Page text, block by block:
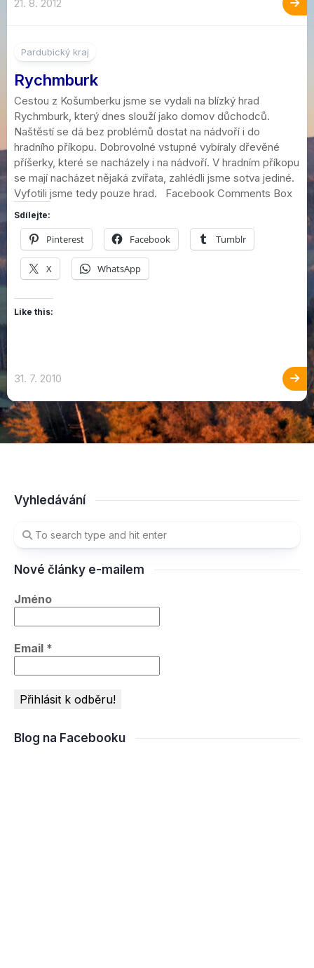
21. 8. 2012
Pardubický kraj
Rychmburk
Cestou z Košumberku jsme se vydali na blízký hrad
Rychmburk, který dnes slouží jako domov důchodců.
Naštěstí se dá bez problémů dostat na nádvoří i do
hradního příkopu. Dobrovolné vstupné vybíraly dřevěné
příšerky, které se nacházely i na nádvoří. V hradním příkopu
se mají nacházet nějaká zvířata, zahlédli jsme sotva jediné.
Vyfotili jsme tedy pouze hrad. Facebook Comments Box
Sdílejte:
Pinterest Facebook Tumblr
X WhatsApp
Like this:
31. 7. 2010
Vyhledávání
Nové články e-mailem
Jméno
Email *
Blog na Facebooku